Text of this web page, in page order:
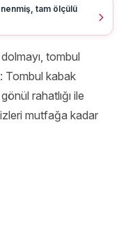
tam ölçülü
tombul
Tombul kabak
rahatlığı ile
mutfağa kadar